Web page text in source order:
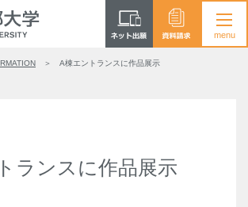
A棟エントランスに作品展示
ランスに作品展示